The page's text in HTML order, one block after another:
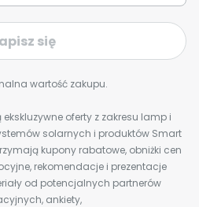
się
wartość zakupu.
oferty z zakresu lamp i
solarnych i produktów Smart
kupony rabatowe, obniżki cen
rekomendacje i prezentacje
od potencjalnych partnerów
ankiety,